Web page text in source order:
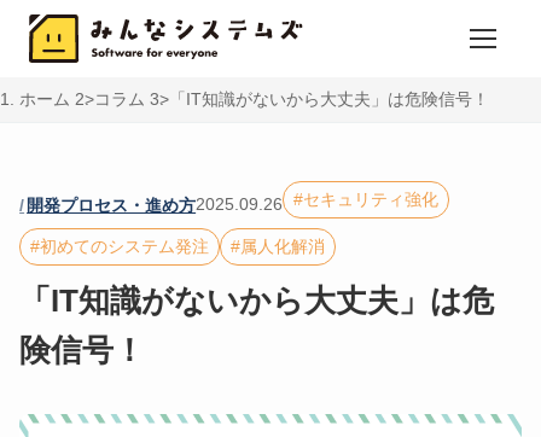
ホーム コラム 「IT知識がないから大丈夫」は危険信号！
開発プロセス・進め方2025.09.26 セキュリティ強化
初めてのシステム発注 属人化解消
「IT知識がないから大丈夫」は危
険信号！